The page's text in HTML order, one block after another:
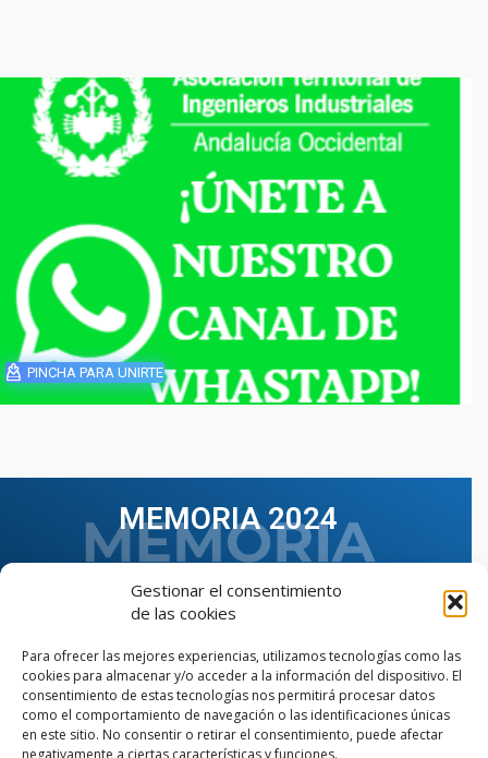
Gestionar el consentimiento
de las cookies
Para ofrecer las mejores experiencias, utilizamos tecnologías como las
cookies para almacenar y/o acceder a la información del dispositivo. El
consentimiento de estas tecnologías nos permitirá procesar datos
como el comportamiento de navegación o las identificaciones únicas
en este sitio. No consentir o retirar el consentimiento, puede afectar
negativamente a ciertas características y funciones.
PINCHA PARA UNIRTE
MEMORIA 2024